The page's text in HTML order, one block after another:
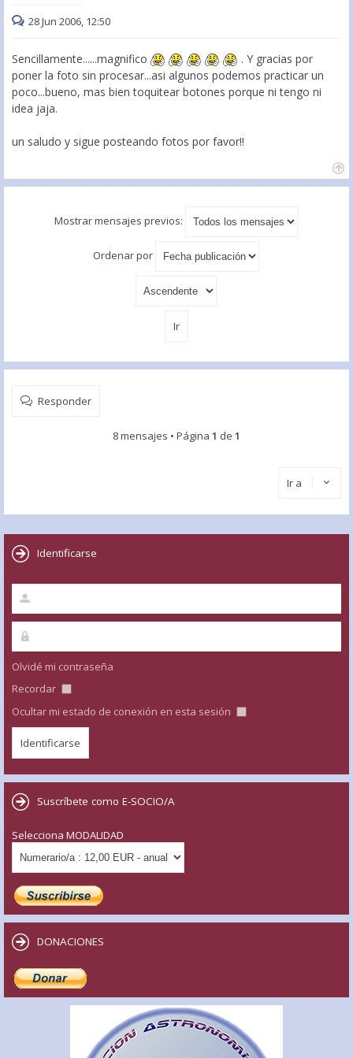
28 Jun 2006, 12:50
Sencillamente......magnifico
. Y gracias por
poner la foto sin procesar...asi algunos podemos practicar un
poco...bueno, mas bien toquitear botones porque ni tengo ni
idea jaja.
un saludo y sigue posteando fotos por favor!!
Mostrar mensajes previos:
Ordenar por
Responder
8 mensajes • Página 1 de 1
Ir a
Identificarse
Olvidé mi contraseña
Recordar
Ocultar mi estado de conexión en esta sesión
Suscríbete como E-SOCIO/A
Selecciona MODALIDAD
DONACIONES